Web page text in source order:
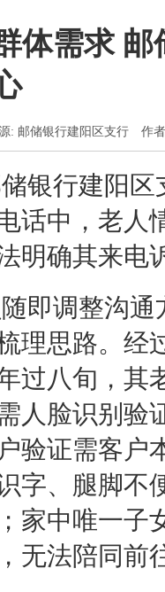
体需求
: 邮储银行建阳区支行 作
银行建阳
话中，老人
明确其来电
即调整沟
理思路。经
过八旬，其
人脸识别验
验证需客户
、腿脚不
家中唯一子
无法陪同前